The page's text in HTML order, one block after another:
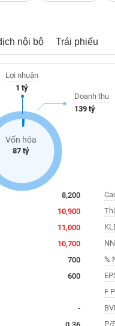
nội bộ Trái phiếu
Vốn hóa
87 tỷ
Lợi nhuận
1 tỷ
Doanh thu
139 tỷ
8,200
10,900
11,000
10,700
700
600
-
0.36
%
F
P/